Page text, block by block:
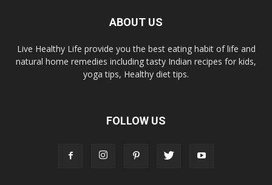
ABOUT US
Live Healthy Life provide you the best eating habit of life and
natural home remedies including tasty Indian recipes for kids,
yoga tips, Healthy diet tips.
FOLLOW US